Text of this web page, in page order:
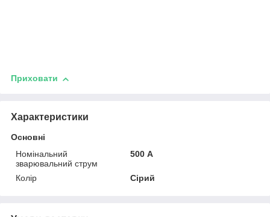
Приховати
Характеристики
Основні
Номінальний
зварювальний струм
500 А
Колір Сірий